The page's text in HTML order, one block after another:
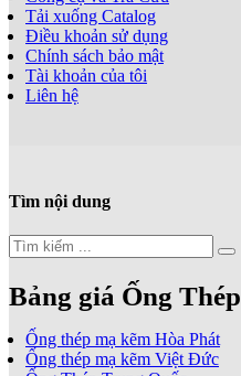
Tải xuống Catalog
Điều khoản sử dụng
Chính sách bảo mật
Tài khoản của tôi
Liên hệ
Tìm nội dung
Bảng giá Ống Thép
Ống thép mạ kẽm Hòa Phát
Ống thép mạ kẽm Việt Đức